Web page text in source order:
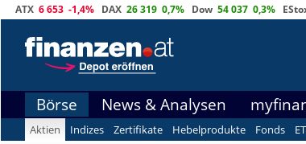
ATX 6 653 -1,4% DAX 26 319 0,7% Dow 54 037 0,3%
Börse News & Analysen
Aktien Indizes Zertifikate Hebelprodukte Fonds